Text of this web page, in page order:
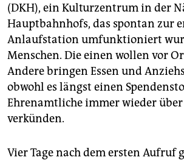
(DKH), ein Kulturzentrum in der
Hauptbahnhofs, das spontan zur
Anlaufstation umfunktioniert
Menschen. Die einen wollen vor
Andere bringen Essen und
obwohl es längst einen
Ehrenamtliche immer wieder
verkünden.
Vier Tage nach dem ersten Aufruf